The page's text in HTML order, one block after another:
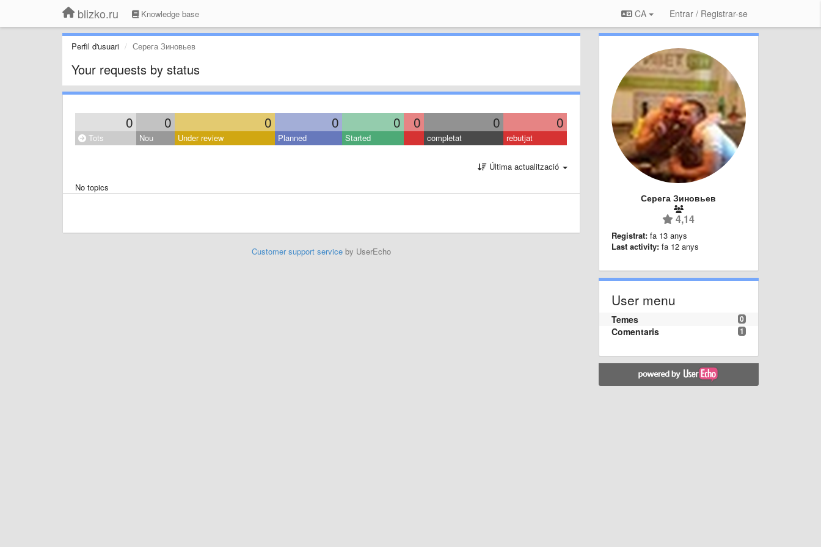
blizko.ru Knowledge base CA Entrar / Registrar-se
Perfil d'usuari Серега Зиновьев
Your requests by status
0 0 0 0 0 0 0 0
Tots Nou Under review Planned Started completat rebutjat
Última actualització
No topics
Customer support serviceby UserEcho
Серега Зиновьев
4,14
Registrat: fa 13 anys
Last activity: fa 12 anys
User menu
0
Temes
1
Comentaris